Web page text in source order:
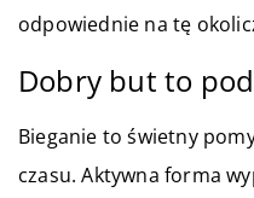
odpowiednie na tę
Dobry but to
Bieganie to świetny
czasu. Aktywna forma